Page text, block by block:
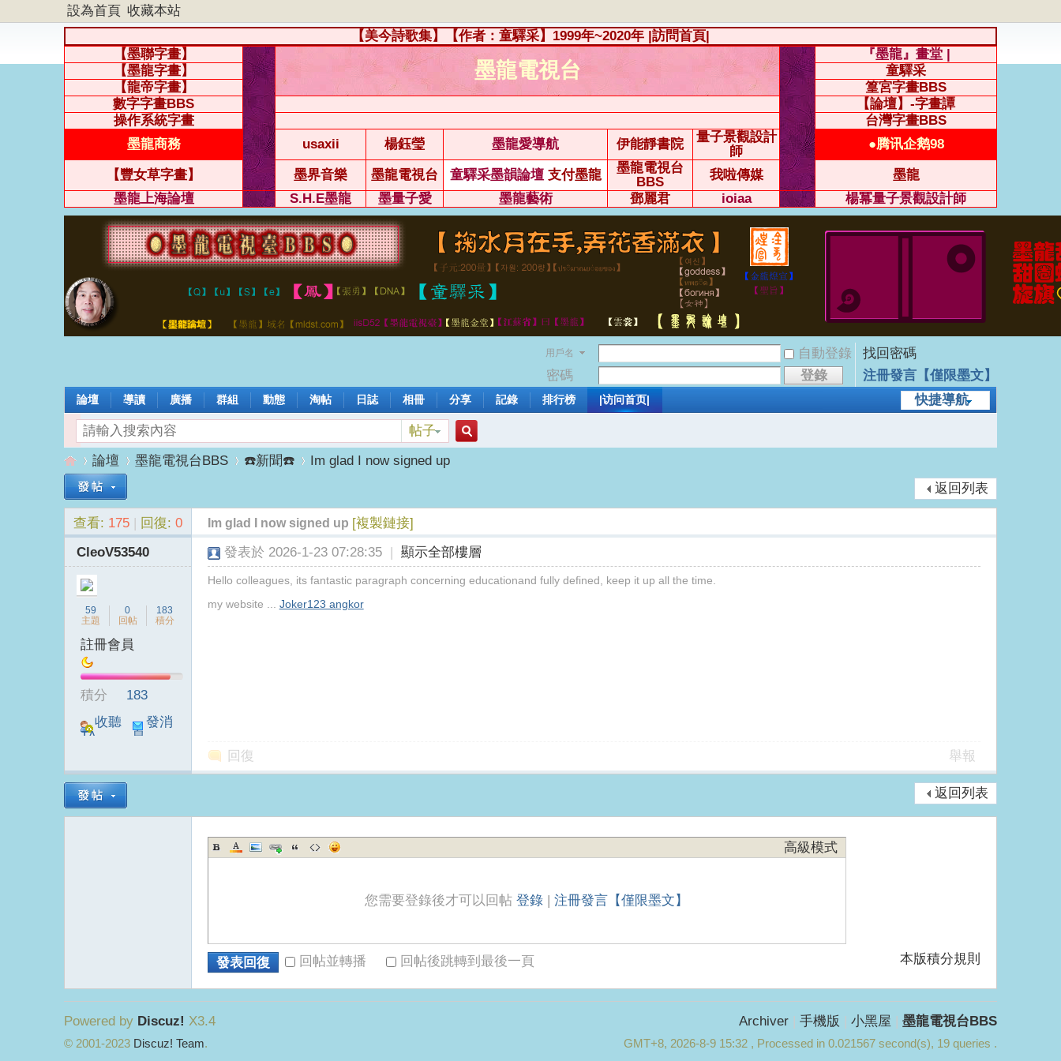
設為首頁 收藏本站
【美今詩歌集】【作者：童驛采】1999年~2020年 |訪問首頁|
【墨聯字畫】
墨龍電視台
『墨龍』畫堂 |
【墨龍字畫】
童驛采
【龍帝字畫】
篁宮字畫BBS
數字字畫BBS
【論壇】-字畫譚
操作系統字畫
台灣字畫BBS
墨龍商務
usaxii 楊鈺瑩 墨龍愛導航 伊能靜書院
量子景觀設計
師
●腾讯企鹅98
【豐女草字畫】 墨界音樂 墨龍電視台 童驛采墨韻論壇 支付墨龍
墨龍電視台
BBS
我啦傳媒
墨龍
墨龍上海論壇
S.H.E墨龍 墨量子愛 墨龍藝術 鄧麗君 ioiaa 楊冪量子景觀設計師
用戶名 自動登錄
找回密碼
密碼
登錄
注冊發言【僅限墨文】
快捷導航
論壇 導讀 廣播 群組 動態 淘帖 日誌 相冊 分享 記錄 排行榜 |访问首页|
帖子
墨
視
»
論壇
›
墨龍電視台BBS
›
☎️新聞☎️
›
Im glad I now signed up
返回列表
查看: 175 | 回復: 0 Im glad I now signed up [複製鏈接]
CleoV53540
59
主題
0
回帖
183
積分
註冊會員
積分
183
收聽
TA
發消
息
發表於 2026-1-23 07:28:35 | 顯示全部樓層
Hello colleagues, its fantastic paragraph concerning educationand fully defined, keep it up all the time.
my website ... Joker123 angkor
回復 舉報
返回列表
高級模式
您需要登錄後才可以回帖登錄 |注冊發言【僅限墨文】
本版積分規則
發表回復 回帖並轉播 回帖後跳轉到最後一頁
Archiver | 手機版 | 小黑屋 | 墨龍電視台BBS
GMT+8, 2026-8-9 15:32 , Processed in 0.021567 second(s), 19 queries .
Powered by Discuz! X3.4
© 2001-2023 Discuz! Team.